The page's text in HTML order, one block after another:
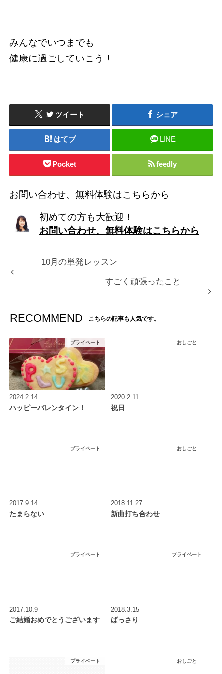
みんなでいつまでも
健康に過ごしていこう！
ツイート シェア
はてブ LINE
Pocket feedly
お問い合わせ、無料体験はこちらから
初めての方も大歓迎！
お問い合わせ、無料体験はこちらから
10月の単発レッスン
すごく頑張ったこと
RECOMMEND こちらの記事も人気です。
プライベート
2024.2.14
ハッピーバレンタイン！
おしごと
2020.2.11
祝日
プライベート
2017.9.14
たまらない
おしごと
2018.11.27
新曲打ち合わせ
プライベート
2017.10.9
ご結婚おめでとうございます
プライベート
2018.3.15
ばっさり
プライベート おしごと